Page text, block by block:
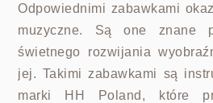
Odpowiednimi zabawkami
muzyczne. Są one znane
świetnego rozwijania
jej. Takimi zabawkami są
marki HH Poland, które